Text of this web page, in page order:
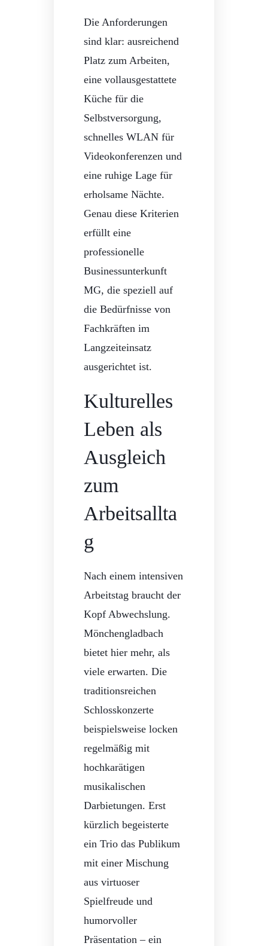
Die Anforderungen
sind klar: ausreichend
Platz zum Arbeiten,
eine vollausgestattete
Küche für die
Selbstversorgung,
schnelles WLAN für
Videokonferenzen und
eine ruhige Lage für
erholsame Nächte.
Genau diese Kriterien
erfüllt eine
professionelle
Businessunterkunft
MG, die speziell auf
die Bedürfnisse von
Fachkräften im
Langzeiteinsatz
ausgerichtet ist.
Kulturelles
Leben als
Ausgleich
zum
Arbeitsallta
g
Nach einem intensiven
Arbeitstag braucht der
Kopf Abwechslung.
Mönchengladbach
bietet hier mehr, als
viele erwarten. Die
traditionsreichen
Schlosskonzerte
beispielsweise locken
regelmäßig mit
hochkarätigen
musikalischen
Darbietungen. Erst
kürzlich begeisterte
ein Trio das Publikum
mit einer Mischung
aus virtuoser
Spielfreude und
humorvoller
Präsentation – ein